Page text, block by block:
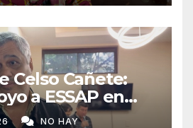
Celso Cañete:
a ESSAP en
NO HAY